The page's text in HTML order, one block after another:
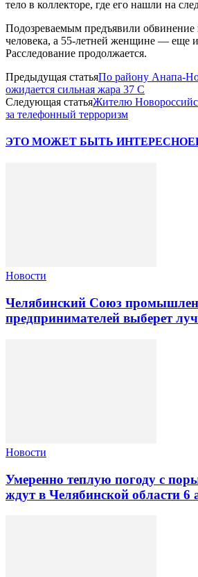
тело в коллекторе, где его нашли на
Подозреваемым предъявили
человека, а 55-летней женщине — еще
Расследование продолжается.
Предыдущая статьяПо району Анапа-
ожидается сильная жара 37 С
Следующая статьяЖителю
за телефонный терроризм
ЭТО МОЖЕТ БЫТЬ ИНТЕРЕСНО
Новости
Челябинский Союз
предпринимателей выберет
Новости
Умеренно теплую погоду с
ждут в Челябинской области 6